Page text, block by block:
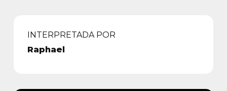
INTERPRETADA POR
Raphael